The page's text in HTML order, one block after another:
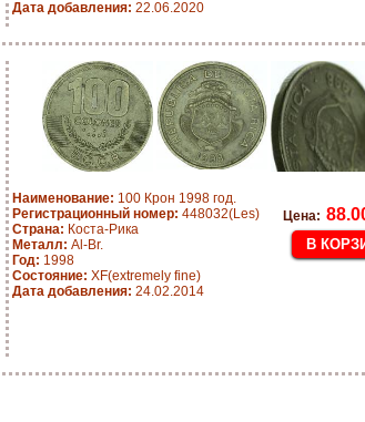
Дата добавления: 22.06.2020
Наименование: 100 Крон 1998 год.
Регистрационный номер: 448032(Les)
Страна: Коста-Рика
Металл: Al-Br.
Год: 1998
Состояние: XF(extremely fine)
Дата добавления: 24.02.2014
Цена: